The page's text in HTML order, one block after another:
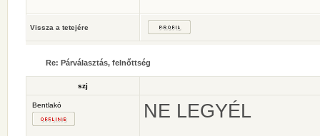
Vissza a tetejére
Re: Párválasztás, felnőttség
szj
Bentlakó NE LEGYÉL